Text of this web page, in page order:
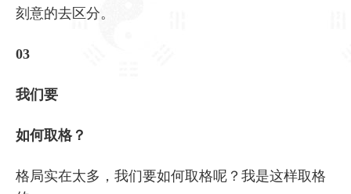
刻意的去区分。
03
我们要
如何取格？
格局实在太多，我们要如何取格呢？我是这样取格